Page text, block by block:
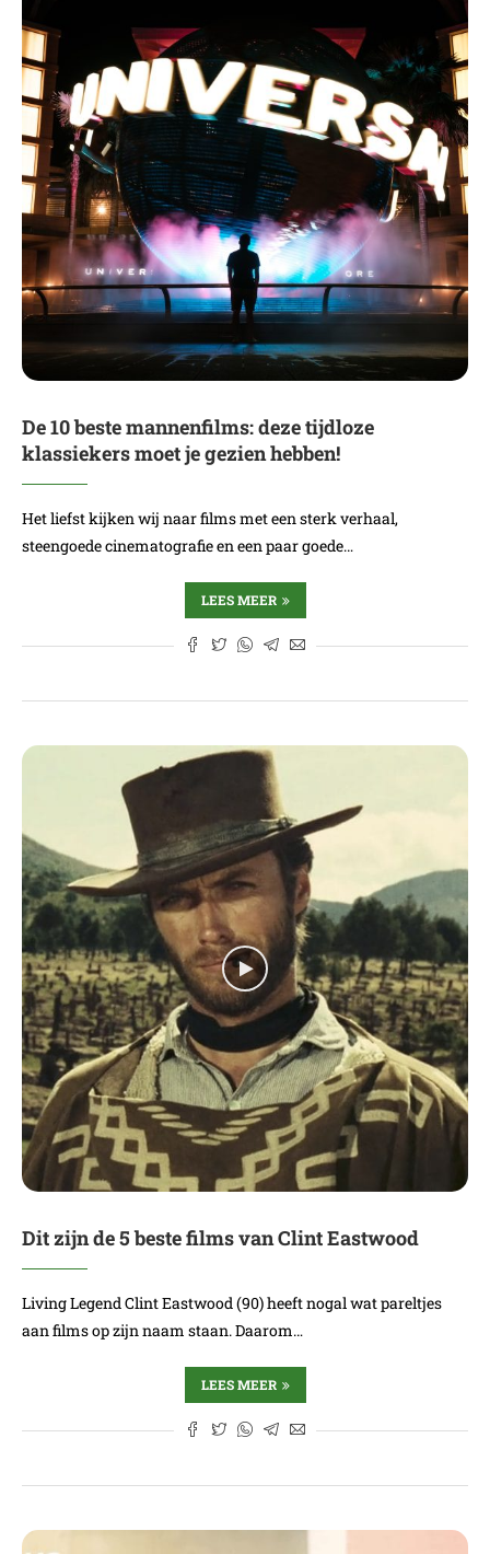
De 10 beste mannenfilms: deze tijdloze
klassiekers moet je gezien hebben!
Het liefst kijken wij naar films met een sterk verhaal,
steengoede cinematografie en een paar goede…
LEES MEER
Dit zijn de 5 beste films van Clint Eastwood
Living Legend Clint Eastwood (90) heeft nogal wat pareltjes
aan films op zijn naam staan. Daarom…
LEES MEER